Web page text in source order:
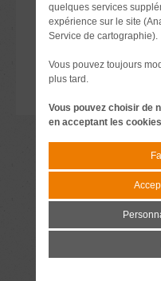
quelques services
expérience sur le site
Service de cartographie).
Vous pouvez toujours
plus tard.
Vous pouvez choisir de
en acceptant les